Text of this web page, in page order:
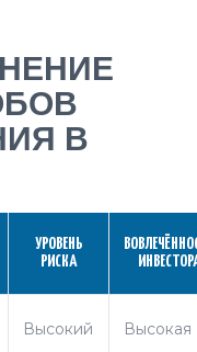
В
УРОВЕНЬ
РИСКА
Высокий Высокая